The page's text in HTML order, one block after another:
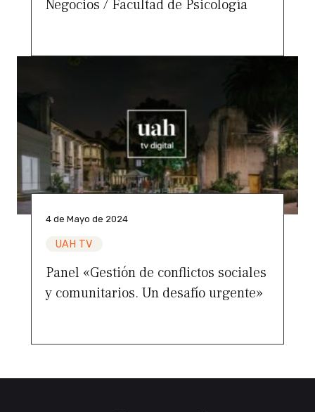
Negocios / Facultad de Psicología
4 de Mayo de 2024
UAH TV
Panel «Gestión de conflictos sociales
y comunitarios. Un desafío urgente»